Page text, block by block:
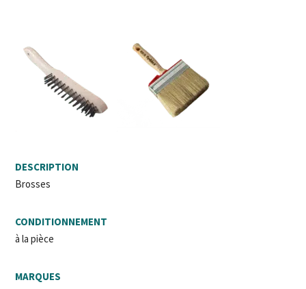
DESCRIPTION
Brosses
CONDITIONNEMENT
à la pièce
MARQUES